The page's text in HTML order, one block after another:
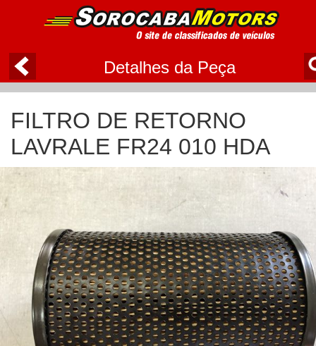
Detalhes da Peça
FILTRO DE RETORNO
LAVRALE FR24 010 HDA